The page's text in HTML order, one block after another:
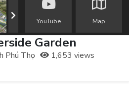
YouTube Map
Garden
Phú Thọ
1,653 views